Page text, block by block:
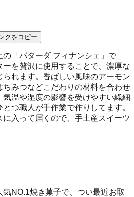
クをコピー
の「バターダ フィナンシェ」で
を贅沢に使用することで、濃厚な
れます。香ばしい風味のアーモン
ちみつなどこだわりの材料を合わせ
温や湿度の影響を受けやすい繊細
つ職人が手作業で作りしてます。
に入って届くので、手土産スイーツ
NO.1焼き菓子で、つい最近お取